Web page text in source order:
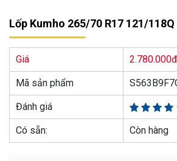
Lốp Kumho 265/70 R17 121/118Q
Giá 2.780.000đ
Mã sản phẩm
Đánh giá
Có sẵn: Còn hàng